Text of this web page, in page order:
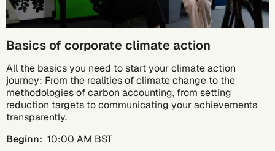
Basics of corporate climate action
All the basics you need to start your climate action
journey: From the realities of climate change to the
methodologies of carbon accounting, from setting
reduction targets to communicating your achievements
transparently.
Beginn: 10:00 AM BST